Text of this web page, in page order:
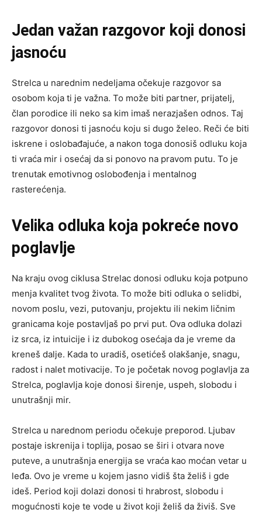
Jedan važan razgovor koji donosi
jasnoću
Strelca u narednim nedeljama očekuje razgovor sa
osobom koja ti je važna. To može biti partner, prijatelj,
član porodice ili neko sa kim imaš nerazjašen odnos. Taj
razgovor donosi ti jasnoću koju si dugo želeo. Reči će biti
iskrene i oslobađajuće, a nakon toga donosiš odluku koja
ti vraća mir i osećaj da si ponovo na pravom putu. To je
trenutak emotivnog oslobođenja i mentalnog
rasterećenja.
Velika odluka koja pokreće novo
poglavlje
Na kraju ovog ciklusa Strelac donosi odluku koja potpuno
menja kvalitet tvog života. To može biti odluka o selidbi,
novom poslu, vezi, putovanju, projektu ili nekim ličnim
granicama koje postavljaš po prvi put. Ova odluka dolazi
iz srca, iz intuicije i iz dubokog osećaja da je vreme da
kreneš dalje. Kada to uradiš, osetićeš olakšanje, snagu,
radost i nalet motivacije. To je početak novog poglavlja za
Strelca, poglavlja koje donosi širenje, uspeh, slobodu i
unutrašnji mir.
Strelca u narednom periodu očekuje preporod. Ljubav
postaje iskrenija i toplija, posao se širi i otvara nove
puteve, a unutrašnja energija se vraća kao moćan vetar u
leđa. Ovo je vreme u kojem jasno vidiš šta želiš i gde
ideš. Period koji dolazi donosi ti hrabrost, slobodu i
mogućnosti koje te vode u život koji želiš da živiš. Sve